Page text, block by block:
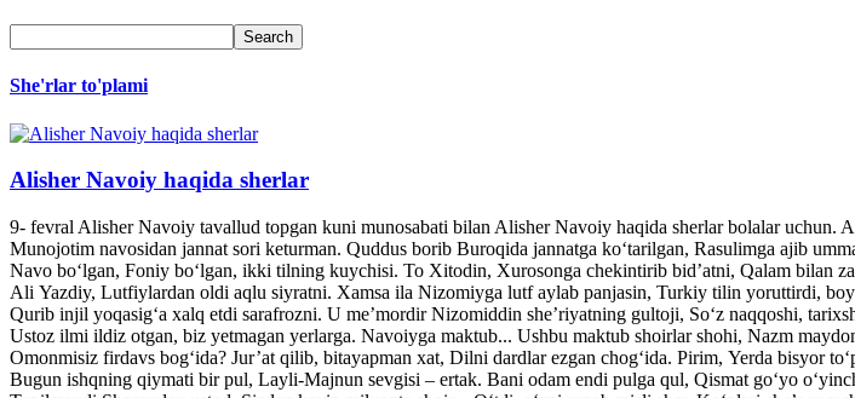
She'rlar to'plami
Alisher Navoiy haqida sherlar
9- fevral Alisher Navoiy tavallud topgan kuni munosabati bilan Alisher Navoiy haqida sherlar bolalar
Munojotim navosidan jannat sori keturman. Quddus borib Buroqida jannatga ko‘tarilgan, Rasulimga ajib
Navo bo‘lgan, Foniy bo‘lgan, ikki tilning kuychisi. To Xitodin, Xurosonga chekintirib bid’atni, Qalam bilan
Ali Yazdiy, Lutfiylardan oldi aqlu siyratni. Xamsa ila Nizomiyga lutf aylab panjasin, Turkiy tilin yoruttirdi,
Qurib injil yoqasig‘a xalq etdi sarafrozni. U me’mordir Nizomiddin she’riyatning gultoji, So‘z naqqoshi,
Ustoz ilmi ildiz otgan, biz yetmagan yerlarga. Navoiyga maktub... Ushbu maktub shoirlar shohi, Nazm
Omonmisiz firdavs bog‘ida? Jur’at qilib, bitayapman xat, Dilni dardlar ezgan chog‘ida. Pirim, Yerda bisyor
Bugun ishqning qiymati bir pul, Layli-Majnun sevgisi – ertak. Bani odam endi pulga qul, Qismat go‘yo